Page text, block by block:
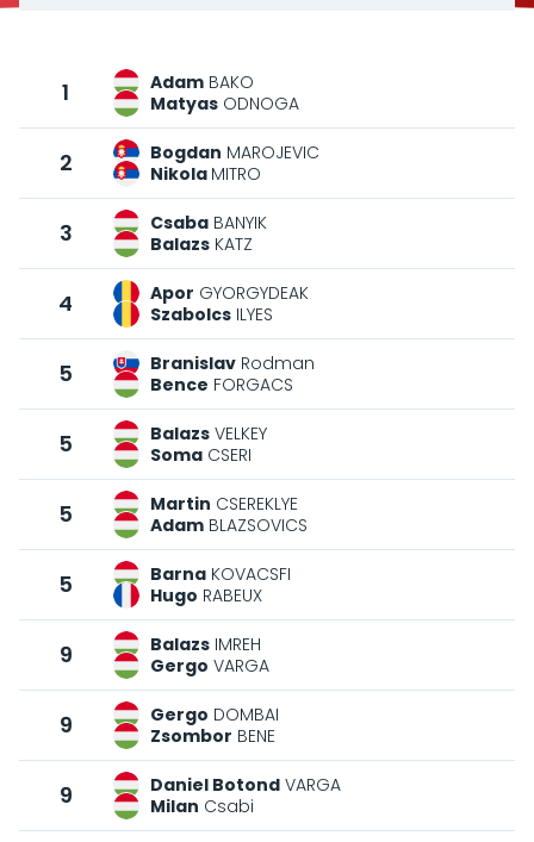
1 Adam BAKO
Matyas ODNOGA
2 Bogdan MAROJEVIC
Nikola MITRO
3 Csaba BANYIK
Balazs KATZ
4 Apor GYORGYDEAK
Szabolcs ILYES
5 Branislav Rodman
Bence FORGACS
5 Balazs VELKEY
Soma CSERI
5 Martin CSEREKLYE
Adam BLAZSOVICS
5 Barna KOVACSFI
Hugo RABEUX
9 Balazs IMREH
Gergo VARGA
9 Gergo DOMBAI
Zsombor BENE
9 Daniel Botond VARGA
Milan Csabi